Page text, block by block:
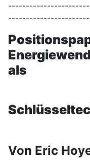
als
Von Eric